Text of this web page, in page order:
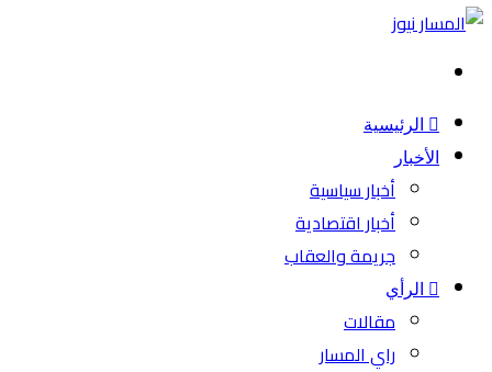
الرئيسية
الأخبار
أخبار سياسية
أخبار اقتصادية
جريمة والعقاب
الرأي
مقالات
راي المسار